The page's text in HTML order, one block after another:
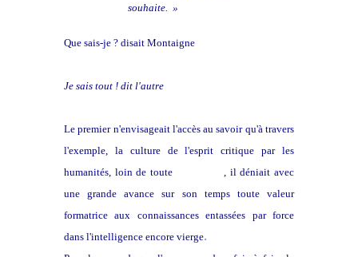
souhaite. »
Que sais-je ? disait Montaigne
Je sais tout ! dit l'autre
Le premier n'envisageait l'accès au savoir qu'à travers
l'exemple, la culture de l'esprit critique par les
humanités, loin de toute
, il déniait avec
une grande avance sur son temps toute valeur
formatrice aux connaissances entassées par force
dans l'intelligence encore vierge.